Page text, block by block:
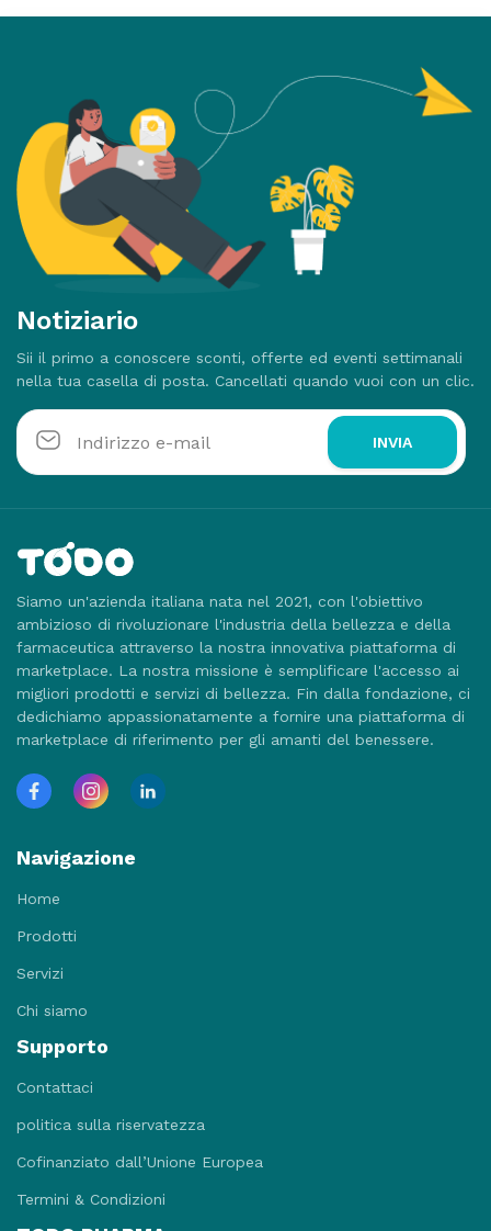
Notiziario
Sii il primo a conoscere sconti, offerte ed eventi settimanali
nella tua casella di posta. Cancellati quando vuoi con un clic.
INVIA
Siamo un'azienda italiana nata nel 2021, con l'obiettivo
ambizioso di rivoluzionare l'industria della bellezza e della
farmaceutica attraverso la nostra innovativa piattaforma di
marketplace. La nostra missione è semplificare l'accesso ai
migliori prodotti e servizi di bellezza. Fin dalla fondazione, ci
dedichiamo appassionatamente a fornire una piattaforma di
marketplace di riferimento per gli amanti del benessere.
Navigazione
Home
Prodotti
Servizi
Chi siamo
Supporto
Contattaci
politica sulla riservatezza
Cofinanziato dall’Unione Europea
Termini & Condizioni